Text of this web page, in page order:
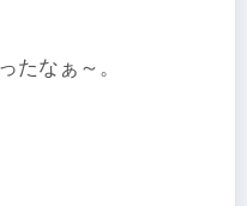
たなぁ～。